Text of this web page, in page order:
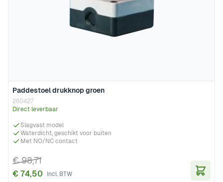
Paddestoel drukknop groen
260427
Direct leverbaar
Slagvast model
Waterdicht, geschikt voor buiten
Met NO/NC contact
€ 74,50
€ 98,71